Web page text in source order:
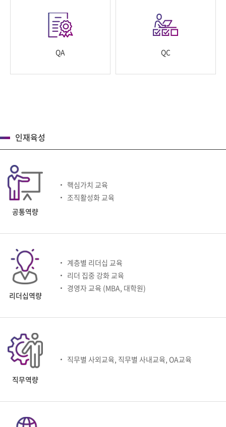
QA QC
인재육성
공통역량
핵심가치 교육
조직활성화 교육
리더십역량
계층별 리더십 교육
리더 집중 강화 교육
경영자 교육 (MBA, 대학원)
직무역량
직무별 사외교육, 직무별 사내교육, OA교육